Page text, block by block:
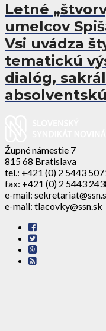
Letné
umelcov
Vsi uvádza
tematickú
dialóg,
Župné námestie 7
815 68 Bratislava
tel.: +421 (0) 2 5443
fax: +421 (0) 2 5443
e-mail:
e-mail: tlacovky@ssn.sk